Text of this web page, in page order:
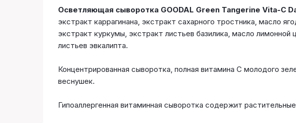
Осветляющая сыворотка GOODAL Green Tangerine Vita-C
экстракт каррагинана, экстракт сахарного тростника, масло
экстракт куркумы, экстракт листьев базилика, масло
листьев эвкалипта.
Концентрированная сыворотка, полная витамина С молодого
веснушек.
Гипоаллергенная витаминная сыворотка содержит